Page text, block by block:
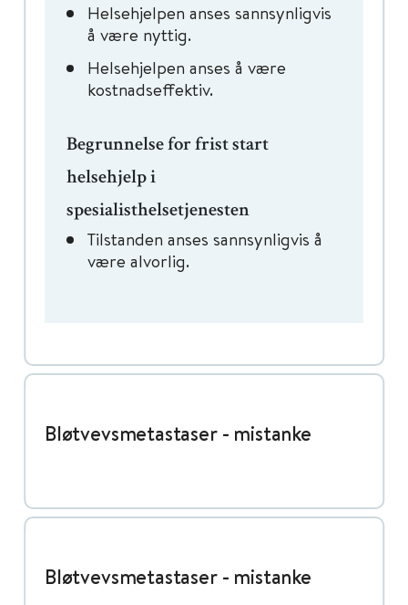
Helsehjelpen anses sannsynligvis
å være nyttig.
Helsehjelpen anses å være
kostnadseffektiv.
Begrunnelse for frist start
helsehjelp i
spesialisthelsetjenesten
Tilstanden anses sannsynligvis å
være alvorlig.
Bløtvevsmetastaser - mistanke
Bløtvevsmetastaser - mistanke